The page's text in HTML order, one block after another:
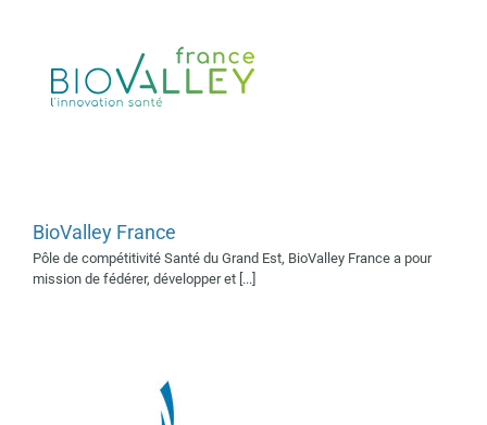
BioValley France
Pôle de compétitivité Santé du Grand Est, BioValley France a pour
mission de fédérer, développer et [...]
Supporter 2018